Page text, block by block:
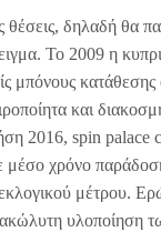
δηλαδή θα
Το 2009 η
μπόνους
και
2016, spin palace
χρόνο
εκλογικού μέτρου.
ακώλυτη